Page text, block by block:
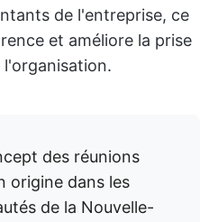
de l'entreprise, ce
et améliore la prise
l'organisation.
des réunions
origine dans les
de la Nouvelle-